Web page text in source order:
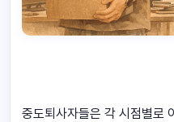
중도퇴사자들은 각 시점별로